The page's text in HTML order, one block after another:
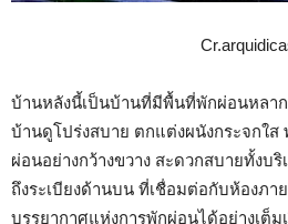
บ้านหลังนี้เป็นบ้านที่มีพื้นที่พักผ่อนหลา
บ้านดูโปร่งสบาย ตกแต่งผนังกระจกใ
ผ่อนอย่างกว้างขวาง สะดวกสบายทั้งบ
ถึงระเบียงด้านบน ที่เชื่อมต่อกับห้องภา
บรรยากาศแห่งการพักผ่อนได้อย่างเต็ม